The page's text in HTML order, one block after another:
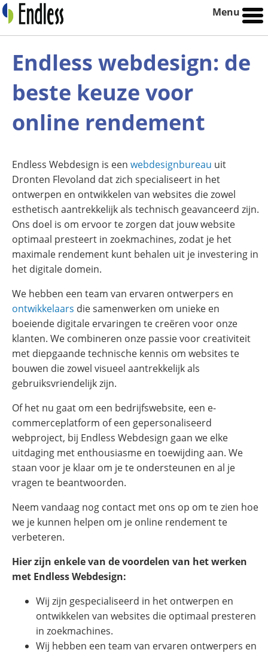
Menu
Endless webdesign: de
beste keuze voor
online rendement
Endless Webdesign is een webdesignbureau uit
Dronten Flevoland dat zich specialiseert in het
ontwerpen en ontwikkelen van websites die zowel
esthetisch aantrekkelijk als technisch geavanceerd zijn.
Ons doel is om ervoor te zorgen dat jouw website
optimaal presteert in zoekmachines, zodat je het
maximale rendement kunt behalen uit je investering in
het digitale domein.
We hebben een team van ervaren ontwerpers en
ontwikkelaars die samenwerken om unieke en
boeiende digitale ervaringen te creëren voor onze
klanten. We combineren onze passie voor creativiteit
met diepgaande technische kennis om websites te
bouwen die zowel visueel aantrekkelijk als
gebruiksvriendelijk zijn.
Of het nu gaat om een bedrijfswebsite, een e-
commerceplatform of een gepersonaliseerd
webproject, bij Endless Webdesign gaan we elke
uitdaging met enthousiasme en toewijding aan. We
staan voor je klaar om je te ondersteunen en al je
vragen te beantwoorden.
Neem vandaag nog contact met ons op om te zien hoe
we je kunnen helpen om je online rendement te
verbeteren.
Hier zijn enkele van de voordelen van het werken
met Endless Webdesign:
Wij zijn gespecialiseerd in het ontwerpen en
ontwikkelen van websites die optimaal presteren
in zoekmachines.
Wij hebben een team van ervaren ontwerpers en